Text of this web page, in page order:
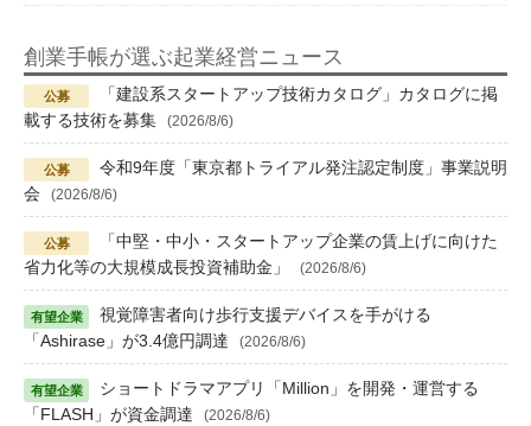
創業手帳が選ぶ起業経営ニュース
「建設系スタートアップ技術カタログ」カタログに掲
載する技術を募集
(2026/8/6)
令和9年度「東京都トライアル発注認定制度」事業説明
会
(2026/8/6)
「中堅・中小・スタートアップ企業の賃上げに向けた
省力化等の大規模成長投資補助金」
(2026/8/6)
視覚障害者向け歩行支援デバイスを手がける
「Ashirase」が3.4億円調達
(2026/8/6)
ショートドラマアプリ「Million」を開発・運営する
「FLASH」が資金調達
(2026/8/6)